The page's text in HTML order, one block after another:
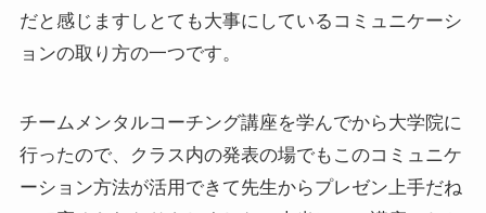
だと感じますしとても大事にしているコミュニケーシ
ョンの取り方の一つです。
チームメンタルコーチング講座を学んでから大学院に
行ったので、クラス内の発表の場でもこのコミュニケ
ーション方法が活用できて先生からプレゼン上手だね